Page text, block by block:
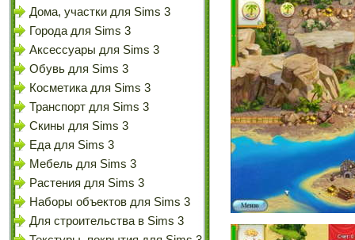
Дома, участки для Sims 3
Города для Sims 3
Аксессуары для Sims 3
Обувь для Sims 3
Косметика для Sims 3
Транспорт для Sims 3
Скины для Sims 3
Еда для Sims 3
Мебель для Sims 3
Растения для Sims 3
Наборы объектов для Sims 3
Для строительства в Sims 3